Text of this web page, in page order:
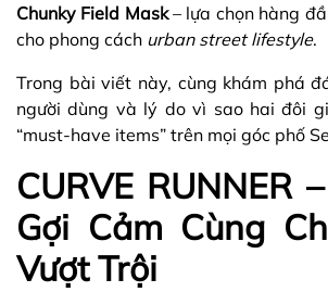
Chunky Field Mask– lựa chọn hàng
cho phong cách urban street lifestyle.
Trong bài viết này, cùng khám phá
người dùng và lý do vì sao hai đôi
“must-have items” trên mọi góc phố
CURVE RUNNER
Gợi Cảm Cùng
Vượt Trội